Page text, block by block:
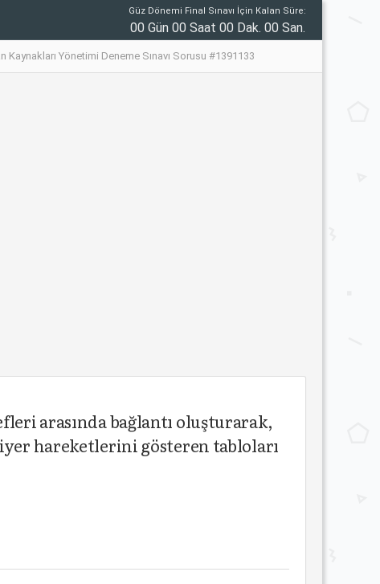
Güz Dönemi Final Sınavı İçin Kalan Süre:
00 Gün 00 Saat 00 Dak. 00 San.
Kaynakları Yönetimi Deneme Sınavı Sorusu #1391133
arasında bağlantı oluşturarak,
hareketlerini gösteren tabloları